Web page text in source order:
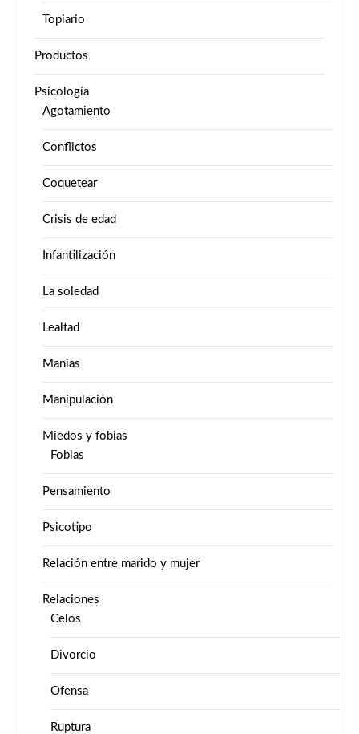
Topiario
Productos
Psicología
Agotamiento
Conflictos
Coquetear
Crisis de edad
Infantilización
La soledad
Lealtad
Manías
Manipulación
Miedos y fobias
Fobias
Pensamiento
Psicotipo
Relación entre marido y mujer
Relaciones
Celos
Divorcio
Ofensa
Ruptura